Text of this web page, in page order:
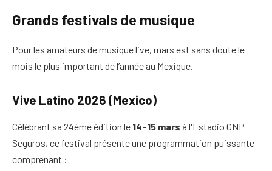
Grands festivals de musique
Pour les amateurs de musique live, mars est sans doute le
mois le plus important de l’année au Mexique.
Vive Latino 2026 (Mexico)
Célébrant sa 24ème édition le 14-15 mars à l'Estadio GNP
Seguros, ce festival présente une programmation puissante
comprenant :